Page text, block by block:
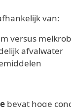
van:
versus
afvalwater
bevat hoge